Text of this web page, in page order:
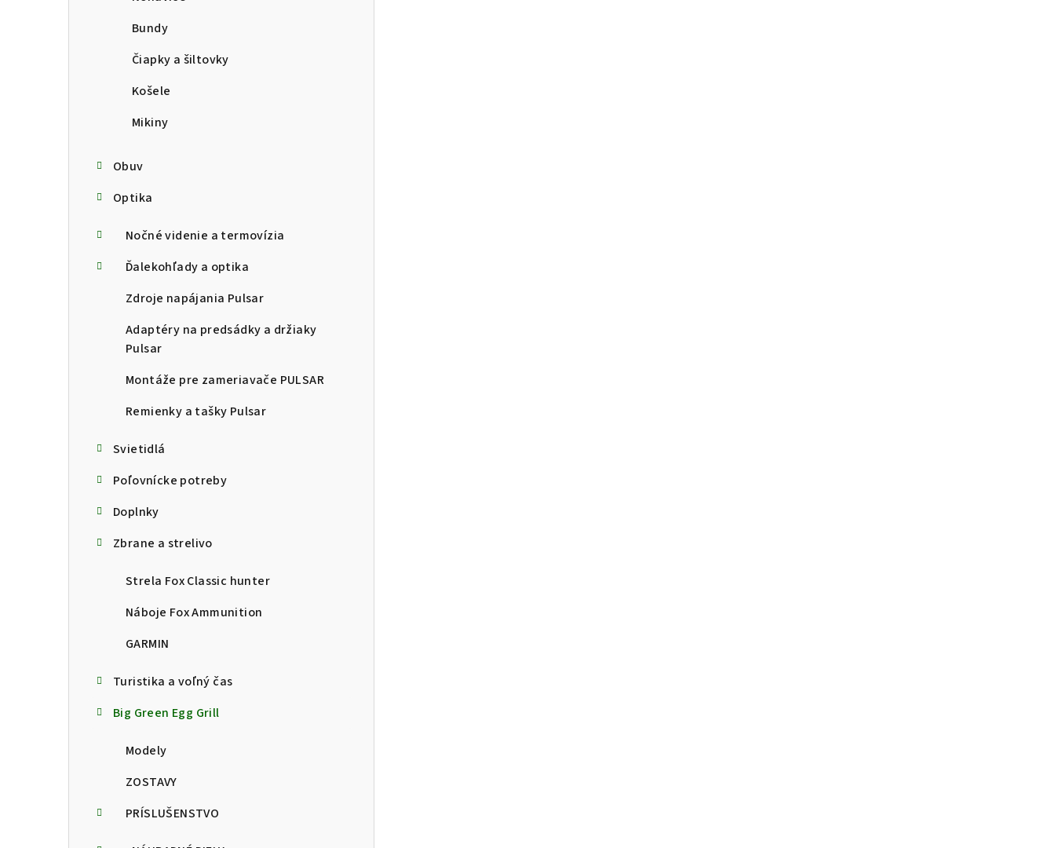
Bundy
Čiapky a šiltovky
Košele
Mikiny
Obuv
Optika
Nočné videnie a termovízia
Ďalekohľady a optika
Zdroje napájania Pulsar
Adaptéry na predsádky a držiaky
Pulsar
Montáže pre zameriavače PULSAR
Remienky a tašky Pulsar
Svietidlá
Poľovnícke potreby
Doplnky
Zbrane a strelivo
Strela Fox Classic hunter
Náboje Fox Ammunition
GARMIN
Turistika a voľný čas
Big Green Egg Grill
Modely
ZOSTAVY
PRÍSLUŠENSTVO